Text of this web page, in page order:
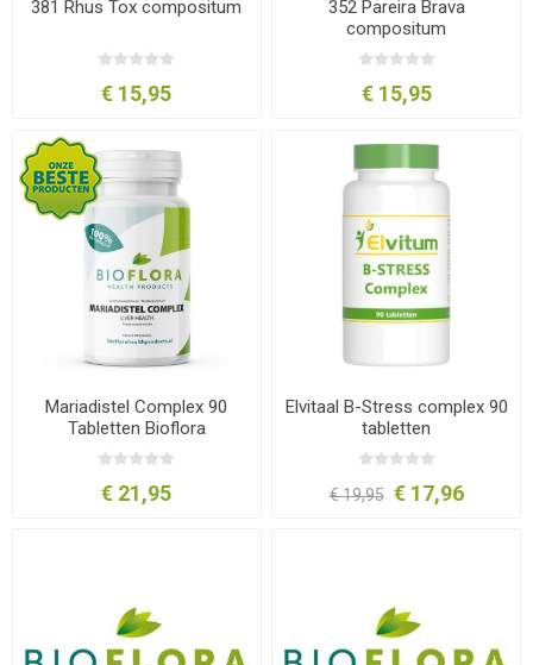
381 Rhus Tox compositum
€ 15,95
352 Pareira Brava
compositum
€ 15,95
Mariadistel Complex 90
Tabletten Bioflora
€ 21,95
Elvitaal B-Stress complex 90
tabletten
€ 19,95 € 17,96